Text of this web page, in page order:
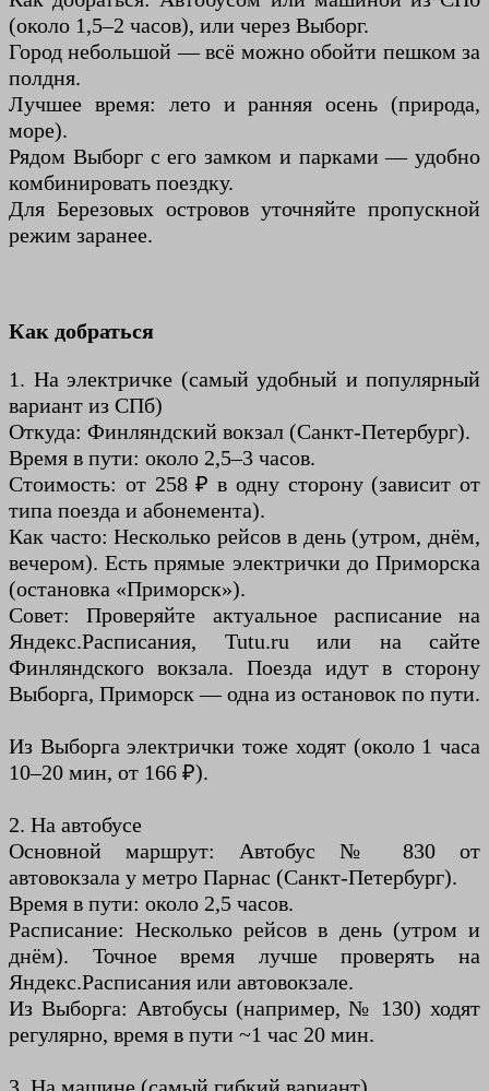
(около 1,5–2 часов), или через Выборг.
Город небольшой — всё можно обойти пешком за
полдня.
Лучшее время: лето и ранняя осень (природа,
море).
Рядом Выборг с его замком и парками — удобно
комбинировать поездку.
Для Березовых островов уточняйте пропускной
режим заранее.
Как добраться
1. На электричке (самый удобный и популярный
вариант из СПб)
Откуда: Финляндский вокзал (Санкт-Петербург).
Время в пути: около 2,5–3 часов.
Стоимость: от 258 ₽ в одну сторону (зависит от
типа поезда и абонемента).
Как часто: Несколько рейсов в день (утром, днём,
вечером). Есть прямые электрички до Приморска
(остановка «Приморск»).
Совет: Проверяйте актуальное расписание на
Яндекс.Расписания, Tutu.ru или на сайте
Финляндского вокзала. Поезда идут в сторону
Выборга, Приморск — одна из остановок по пути.
Из Выборга электрички тоже ходят (около 1 часа
10–20 мин, от 166 ₽).
2. На автобусе
Основной маршрут: Автобус № 830 от
автовокзала у метро Парнас (Санкт-Петербург).
Время в пути: около 2,5 часов.
Расписание: Несколько рейсов в день (утром и
днём). Точное время лучше проверять на
Яндекс.Расписания или автовокзале.
Из Выборга: Автобусы (например, № 130) ходят
регулярно, время в пути ~1 час 20 мин.